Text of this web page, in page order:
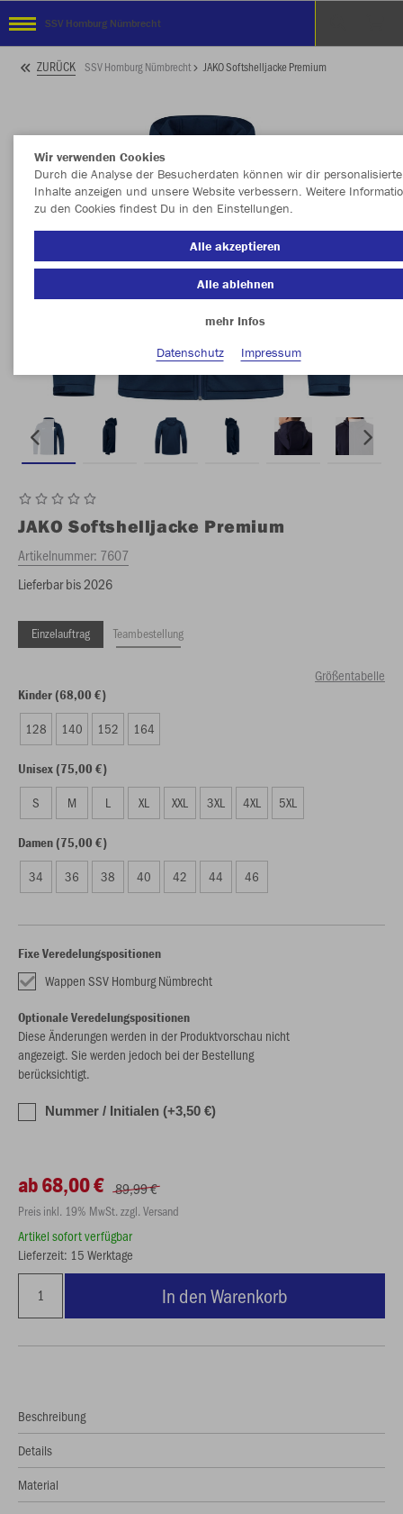
SSV Homburg Nümbrecht
ZURÜCK SSV Homburg Nümbrecht JAKO Softshelljacke Premium
JAKO Softshelljacke Premium
Artikelnummer: 7607
Lieferbar bis 2026
Einzelauftrag Teambestellung
Größentabelle
Kinder (68,00 €)
128 140 152 164
Unisex (75,00 €)
S M L XL XXL 3XL 4XL 5XL
Damen (75,00 €)
34 36 38 40 42 44 46
Fixe Veredelungspositionen
Wappen SSV Homburg Nümbrecht
Optionale Veredelungspositionen
Diese Änderungen werden in der Produktvorschau nicht
angezeigt. Sie werden jedoch bei der Bestellung
berücksichtigt.
Nummer / Initialen (+3,50 €)
ab 68,00 € 89,99 €
Preis inkl. 19% MwSt. zzgl. Versand
Artikel sofort verfügbar
Lieferzeit: 15 Werktage
In den Warenkorb
Beschreibung
Details
Material
Wir verwenden Cookies
Durch die Analyse der Besucherdaten können wir dir personalisierte
Inhalte anzeigen und unsere Website verbessern. Weitere
zu den Cookies findest Du in den Einstellungen.
Alle akzeptieren
Alle ablehnen
mehr Infos
Datenschutz
Impressum